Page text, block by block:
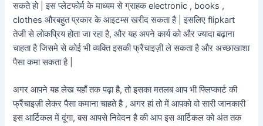
सकते हो | इस प्लेटफोर्म के माध्यम से ग्राहक electronic , books ,
clothes औरबहुत प्रकार के आइटम्स खरीद सकता है | इसलिए flipkart
तेजी से लोकप्रिय होता जा रहा है, और यह अपने कार्य को और ज्यादा बढ़ाना
चाहता है जिसमे से कोई भी व्यक्ति इसकी फ्रैंचाइज़ी ले सकता है और अच्छाखाशा
पैसा कमा सकता है |
अगर आपने यह लेख यहाँ तक पढ़ा है, तो इसका मतलब आप भी फ्लिप्कार्ट की
फ्रैंचाइज़ी लेकर पैसा कमाना चाहते है , अगर हां तो में आपको वो सारी जानकारी
इस आर्टिकल में दूंगा, बस आपसे निवेदन है की आप इस आर्टिकल को अंत तक